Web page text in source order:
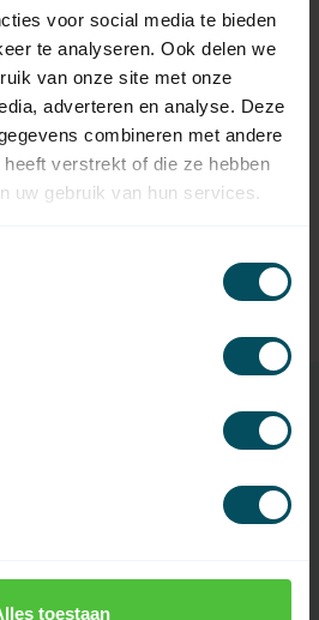
voor social media te bieden
te analyseren. Ook delen we
van onze site met onze
adverteren en analyse. Deze
combineren met andere
verstrekt of die ze hebben
uw gebruik van hun services.
toestaan
Ø 63 mm
- Ø 50 mm 5,95
- Ø 50 mm 6,95